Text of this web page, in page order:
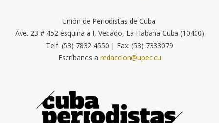
Unión de Periodistas de Cuba.
Ave. 23 # 452 esquina a I, Vedado, La Habana Cuba (10400)
Telf. (53) 7832 4550 | Fax: (53) 7333079
Escríbanos a redaccion@upec.cu